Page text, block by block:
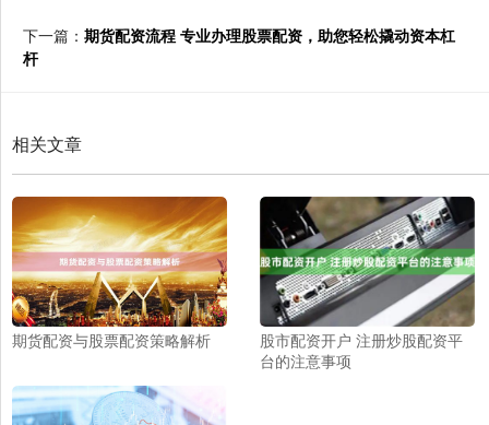
下一篇： 期货配资流程 专业办理股票配资，助您轻松撬动资本杠
杆
相关文章
期货配资与股票配资策略解析
股市配资开户 注册炒股配资平
台的注意事项